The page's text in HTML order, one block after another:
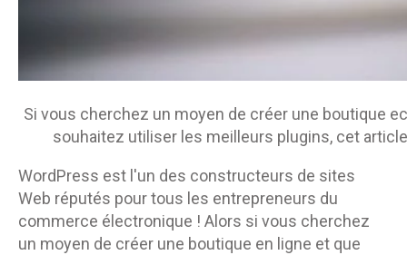
Si vous cherchez un moyen de créer une boutique
souhaitez utiliser les meilleurs plugins, cet
WordPress est l'un des constructeurs de sites
Web réputés pour tous les entrepreneurs du
commerce électronique ! Alors si vous cherchez
un moyen de créer une boutique en ligne et que